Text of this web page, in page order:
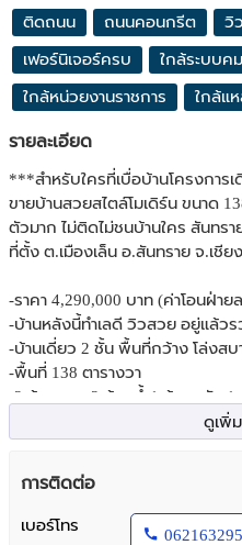
ติดถนน ถนนคอนกรีต วิ
เฟอร์นิเจอร์ครบ ใกล้ระบบค
ใกล้หน่วยงานราชการ ใกล้แ
รายละเอียด
***สำหรับใครที่เบื่อบ้านโครงการ
ขายบ้านสวยสไตล์โมเดิร์น ขนาด
ตัวมาก ไม่ติดไม่ชนบ้านใคร สันทรา
ที่ตั้ง ต.เมืองเล็น อ.สันทราย จ.เชีย
-ราคา 4,290,000 บาท (ค่าโอนฝ่าย
-บ้านหลังนี้ทำเลดี วิวสวย อยู่แล้วร
-บ้านเดี่ยว 2 ชั้น พื้นที่กว้าง โล่งสบ
-พื้นที่ 138 ตารางวา
-2 ห้องนอน 2 ห้องน้ำ1 ห้องครัว 1
-โรงจอดรถจอดได้ถึง 4-5 คัน
-เครื่องใช้ไฟฟ้าทั้งหมดภายในบ้าน
-พร้อมพื้นที่ด้านหลังที่สามารถต่อ
การติดต่อ
เบอร์โทร